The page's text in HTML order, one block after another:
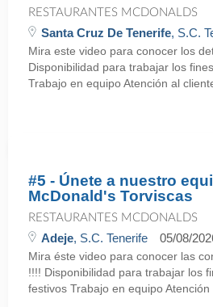
RESTAURANTES MCDONALDS
Santa Cruz De Tenerife, S.C.
Mira este video para conocer los
Disponibilidad para trabajar los
Trabajo en equipo Atención al cliente
#5 - Únete a nuestro
McDonald's Torviscas
RESTAURANTES MCDONALDS
Adeje, S.C. Tenerife 05/08/
Mira éste video para conocer las
!!!! Disponibilidad para trabajar los
festivos Trabajo en equipo Atención